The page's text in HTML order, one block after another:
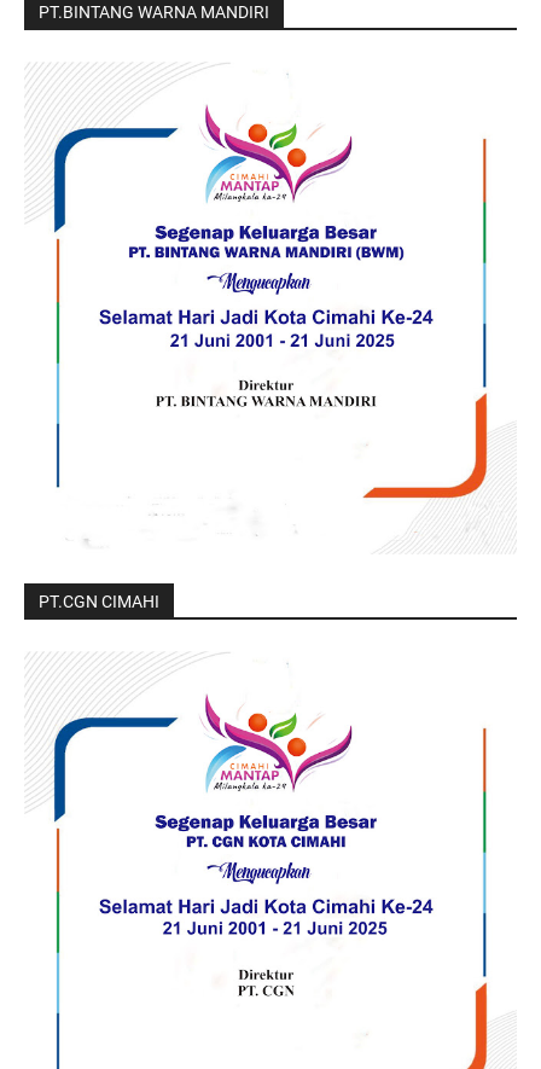
PT.BINTANG WARNA MANDIRI
PT.CGN CIMAHI